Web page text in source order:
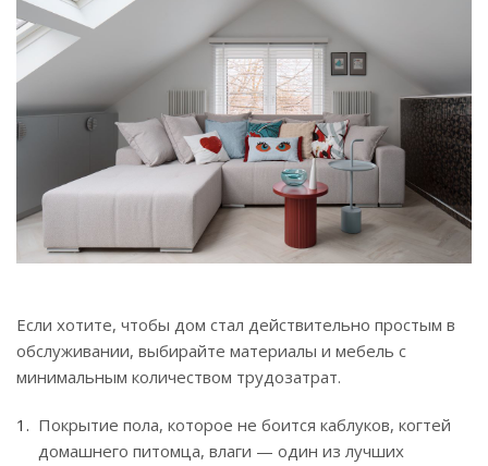
Если хотите, чтобы дом стал действительно простым в
обслуживании, выбирайте материалы и мебель с
минимальным количеством трудозатрат.
Покрытие пола, которое не боится каблуков, когтей
домашнего питомца, влаги — один из лучших